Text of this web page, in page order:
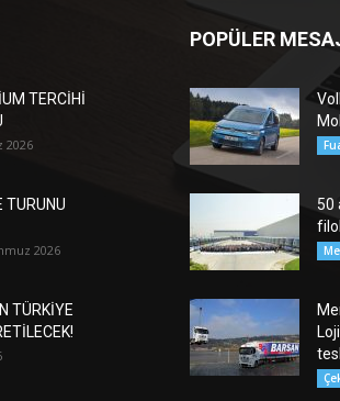
TERCİHİ
2026
TURUNU
2026
TÜRKİYE
POPÜLER
50